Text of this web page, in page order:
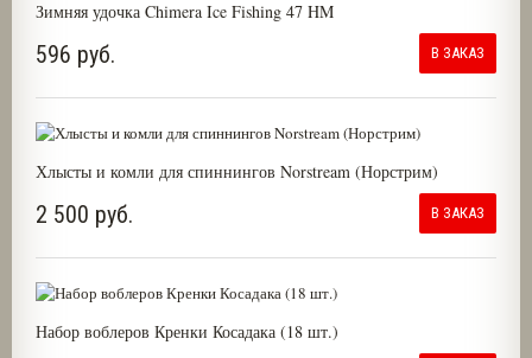
Зимняя удочка Chimera Ice Fishing 47 HM
596 руб. В ЗАКАЗ
Хлысты и комли для спиннингов Norstream (Норстрим)
2 500 руб. В ЗАКАЗ
Набор воблеров Кренки Косадака (18 шт.)